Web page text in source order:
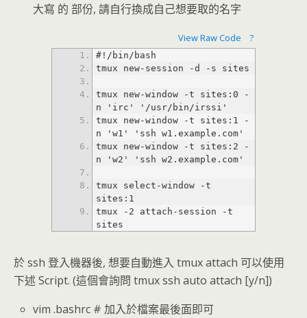
大寫 的 部份, 請自行換成自己想要取的名字
View Raw Code ?
tmux new-window -t sites:0 -
tmux new-window -t sites:1 -
tmux new-window -t sites:2 -
tmux select-window -t
tmux -2 attach-session -t
sites
於 ssh 登入機器後, 想要自動進入 tmux attach 可以使用
下述 Script. (這個會詢問 tmux ssh auto attach [y/n])
vim .bashrc # 加入於檔案最後面即可